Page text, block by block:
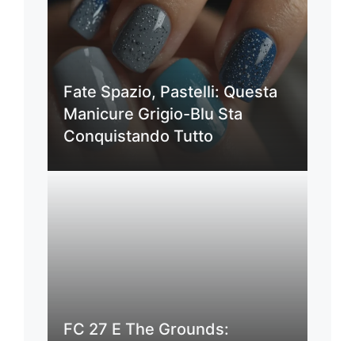
Fate Spazio, Pastelli: Questa
Manicure Grigio-Blu Sta
Conquistando Tutto
FC 27 E The Grounds: